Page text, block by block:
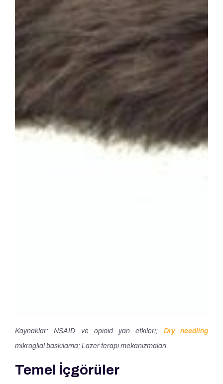
Kaynaklar: NSAID ve opioid yan etkileri; Dry needling
mikroglial baskılama; Lazer terapi mekanizmaları.
Temel İçgörüler